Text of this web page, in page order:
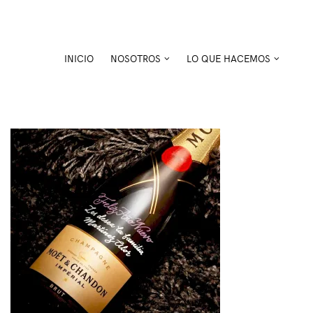
INICIO NOSOTROS LO QUE HACEMOS